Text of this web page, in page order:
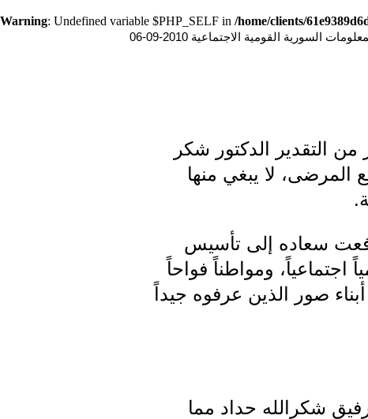
Warning: Undefined variable $PHP_SELF in /home/clients/
السورية القومية الاجتماعية 2010-09-06
من التقدير الدكتور شكر
المرضى، لا يبغي منها
دفعت سعاده إلى تأسيس
اجتماعياً، ومواطناً فواحاً
صور الذين عرفوه جيداً
شكرالله حداد مما